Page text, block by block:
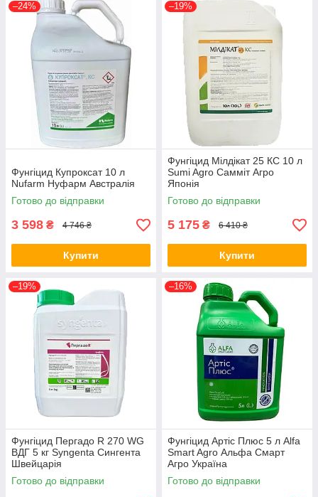
–24%
Фунгіцид Купроксат 10 л
Nufarm Нуфарм Австралія
Готово до відправки
3 598 ₴ 4 746 ₴
Купити
–19%
Фунгіцид Мілдікат 25 КС 10 л
Sumi Agro Самміт Агро
Японія
Готово до відправки
5 175 ₴ 6 410 ₴
Купити
–19%
Фунгіцид Пергадо R 270 WG
ВДГ 5 кг Syngenta Сингента
Швейцарія
Готово до відправки
–16%
Фунгіцид Артіс Плюс 5 л Alfa
Smart Agro Альфа Смарт
Агро Україна
Готово до відправки